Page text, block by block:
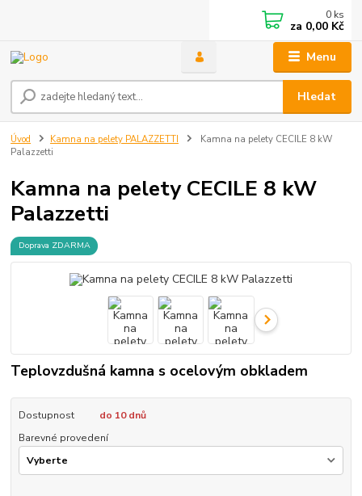
Menu
Hledat
0 ks
za 0,00 Kč
Úvod Kamna na pelety PALAZZETTI
Kamna na pelety CECILE 8 kW
Palazzetti
Kamna na pelety CECILE 8 kW
Palazzetti
Doprava ZDARMA
Teplovzdušná kamna s ocelovým obkladem
Dostupnost
do 10 dnů
Barevné provedení